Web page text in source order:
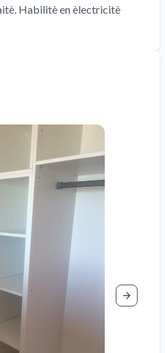
Habilitè en èlectricitè
Next